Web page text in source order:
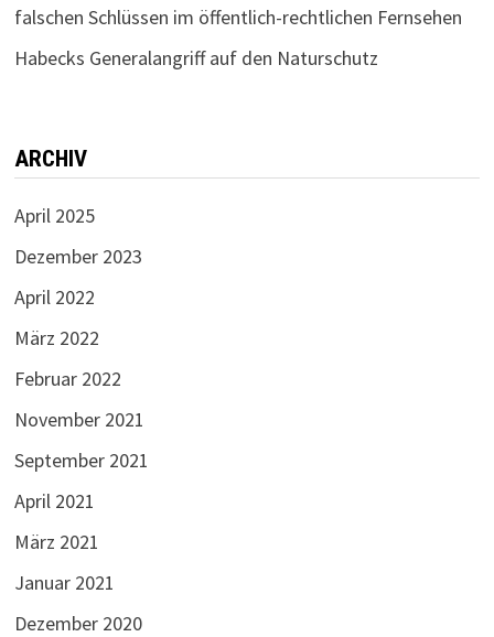
falschen Schlüssen im öffentlich-rechtlichen Fernsehen
Habecks Generalangriff auf den Naturschutz
ARCHIV
April 2025
Dezember 2023
April 2022
März 2022
Februar 2022
November 2021
September 2021
April 2021
März 2021
Januar 2021
Dezember 2020